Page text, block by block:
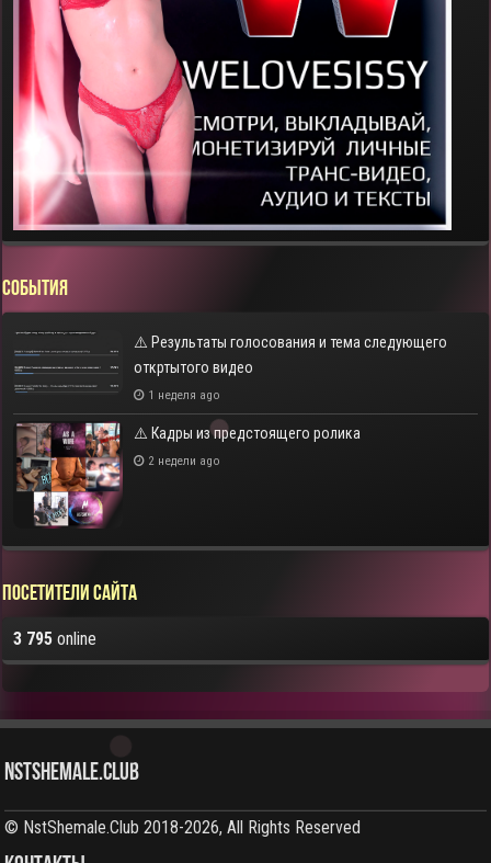
СОБЫТИЯ
⚠️ Результаты голосования и тема следующего
откртытого видео
1 неделя ago
⚠️ Кадры из предстоящего ролика
2 недели ago
Посетители сайта
3 795 online
NstShemale.Club
© NstShemale.Club 2018-2026, All Rights Reserved